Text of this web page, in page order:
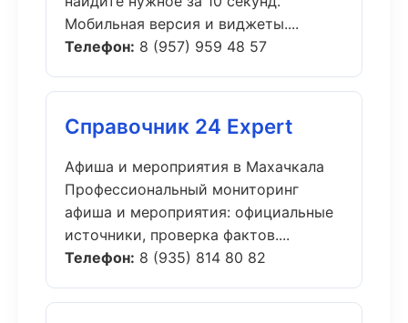
Мобильная версия и виджеты....
Телефон: 8 (957) 959 48 57
Справочник 24 Expert
Афиша и мероприятия в Махачкала
Профессиональный мониторинг
афиша и мероприятия: официальные
источники, проверка фактов....
Телефон: 8 (935) 814 80 82